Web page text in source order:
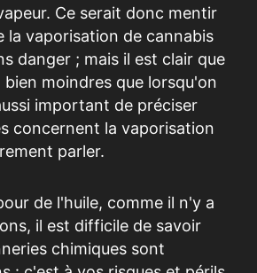
Ce serait donc mentir
la vaporisation de cannabis
danger ; mais il est clair que
moindres que lorsqu'on
important de préciser
concernent la vaporisation
parler.
de l'huile, comme il n'y a
il est difficile de savoir
chimiques sont